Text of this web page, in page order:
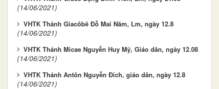
(14/06/2021)
VHTK Thánh Giacôbê Ðỗ Mai Năm, Lm, ngày 12.8
(14/06/2021)
VHTK Thánh Micae Nguyễn Huy Mỹ, Giáo dân, ngày 12.08
(14/06/2021)
VHTK Thánh Antôn Nguyễn Ðích, giáo dân, ngày 12.8
(14/06/2021)